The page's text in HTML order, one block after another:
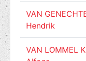
VAN
Hendrik
VAN LOMMEL